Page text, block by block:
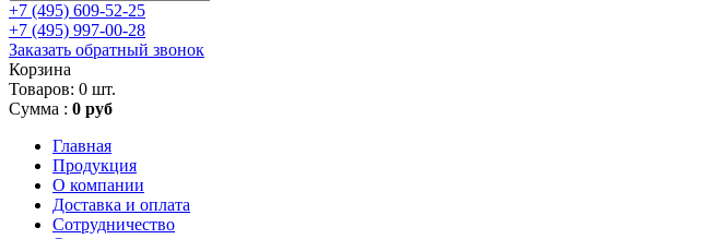
+7 (495) 609-52-25
+7 (495) 997-00-28
Заказать обратный звонок
Корзина
Товаров: 0 шт.
Сумма : 0 руб
Главная
Продукция
О компании
Доставка и оплата
Сотрудничество